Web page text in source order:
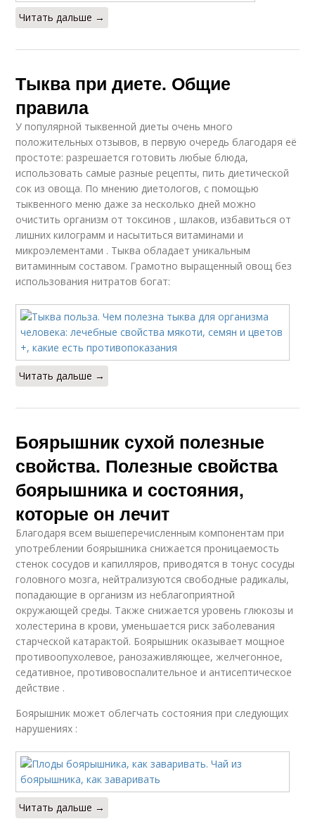
Читать дальше →
Тыква при диете. Общие
правила
У популярной тыквенной диеты очень много
положительных отзывов, в первую очередь благодаря её
простоте: разрешается готовить любые блюда,
использовать самые разные рецепты, пить диетической
сок из овоща. По мнению диетологов, с помощью
тыквенного меню даже за несколько дней можно
очистить организм от токсинов , шлаков, избавиться от
лишних килограмм и насытиться витаминами и
микроэлементами . Тыква обладает уникальным
витаминным составом. Грамотно выращенный овощ без
использования нитратов богат:
Читать дальше →
Боярышник сухой полезные
свойства. Полезные свойства
боярышника и состояния,
которые он лечит
Благодаря всем вышеперечисленным компонентам при
употреблении боярышника снижается проницаемость
стенок сосудов и капилляров, приводятся в тонус сосуды
головного мозга, нейтрализуются свободные радикалы,
попадающие в организм из неблагоприятной
окружающей среды. Также снижается уровень глюкозы и
холестерина в крови, уменьшается риск заболевания
старческой катарактой. Боярышник оказывает мощное
противоопухолевое, ранозаживляющее, желчегонное,
седативное, противовоспалительное и антисептическое
действие .
Боярышник может облегчать состояния при следующих
нарушениях :
Читать дальше →